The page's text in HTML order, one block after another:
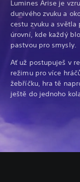
Lumines Arise je
dunivého zvuku a
cestu zvuku a světla
úrovní, kde každý
pastvou pro smysly.
Ať už postupuješ v
režimu pro více
žebříčku, hra tě
ještě do jednoho